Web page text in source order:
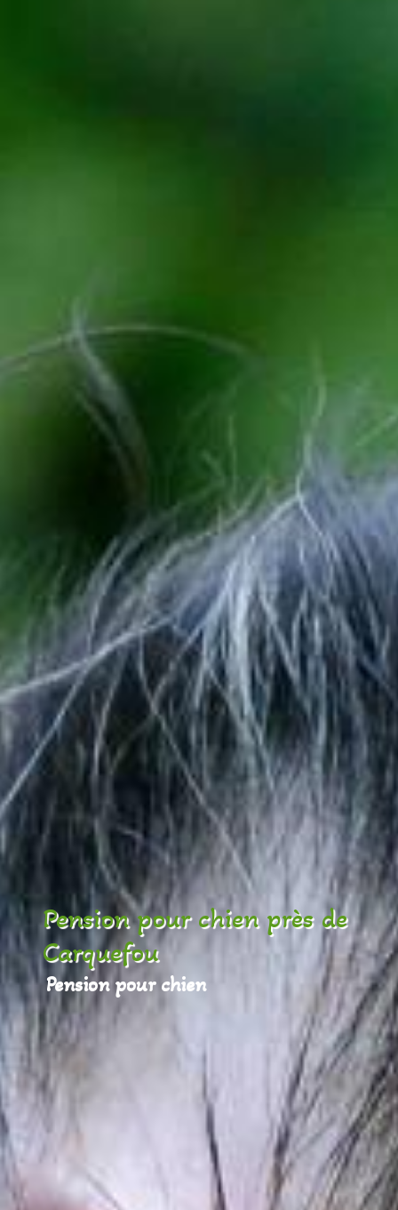
Pension pour chien près de
Carquefou
Pension pour chien